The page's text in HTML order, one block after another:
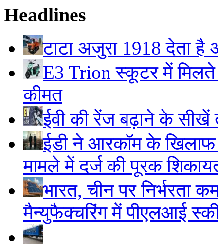
Headlines
टाटा अजुरा 1918 देता है
E3 Trion स्कूटर में मिलते
कीमत
ईवी की रेंज बढ़ाने के सीखें
ईडी ने आरकॉम के खिलाफ
मामले में दर्ज की पूरक
भारत, चीन पर निर्भरता
मैन्युफैक्चरिंग में पीएलआई